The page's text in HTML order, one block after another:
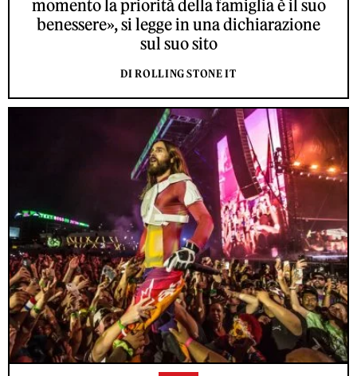
momento la priorità della famiglia è il suo
benessere», si legge in una dichiarazione
sul suo sito
DI ROLLING STONE IT